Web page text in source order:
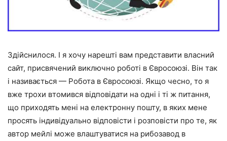
Здійснилося. І я хочу нарешті вам представити власний
сайт, присвячений виключно роботі в Євросоюзі. Він так
і називається — Робота в Євросоюзі. Якщо чесно, то я
вже трохи втомився відповідати на одні і ті ж питання,
що приходять мені на електронну пошту, в яких мене
просять індивідуально відповісти і розповісти про те, як
автор мейлі може влаштуватися на рибозавод в